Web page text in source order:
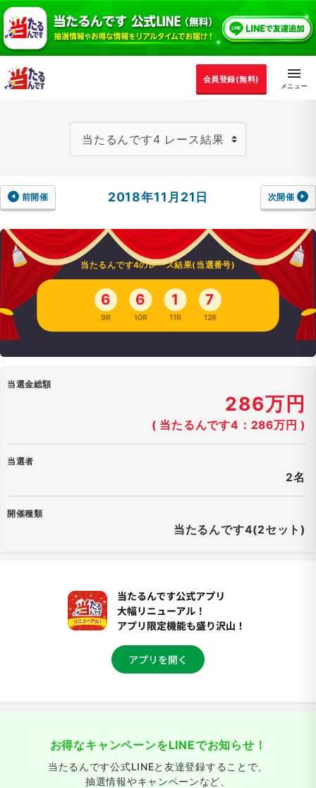
会員登録(無料)
前開催 2018年11月21日 次開催
当たるんです4のレース結果(当選番号)
6
9R
6
10R
1
11R
7
12R
当選金総額
286万円
( 当たるんです4：286万円 )
当選者
2名
開催種類
当たるんです4(2セット)
お得なキャンペーンをLINEでお知らせ！
当たるんです公式LINEと友達登録することで、
抽選情報やキャンペーンなど、